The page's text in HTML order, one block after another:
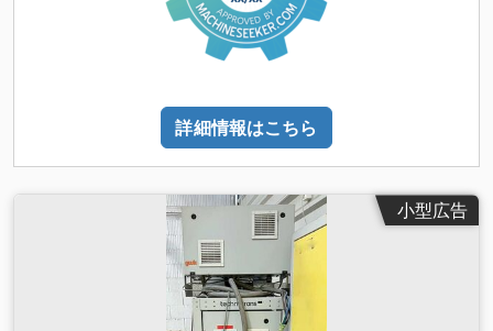
詳細情報はこちら
小型広告